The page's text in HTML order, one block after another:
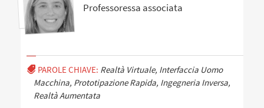
Professoressa associata
PAROLE CHIAVE: Realtà Virtuale, Interfaccia Uomo
Macchina, Prototipazione Rapida, Ingegneria Inversa,
Realtà Aumentata